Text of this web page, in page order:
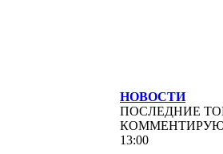
НОВОСТИ
ПОСЛЕДНИЕ
13:00